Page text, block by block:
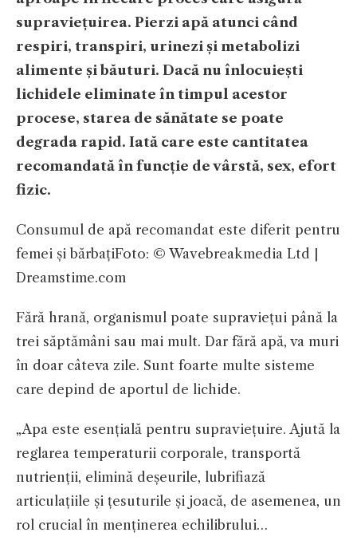
supraviețuirea. Pierzi apă atunci când
respiri, transpiri, urinezi și metabolizi
alimente și băuturi. Dacă nu înlocuiești
lichidele eliminate în timpul acestor
procese, starea de sănătate se poate
degrada rapid. Iată care este cantitatea
recomandată în funcție de vârstă, sex, efort
fizic.
Consumul de apă recomandat este diferit pentru
femei și bărbațiFoto: © Wavebreakmedia Ltd |
Dreamstime.com
Fără hrană, organismul poate supraviețui până la
trei săptămâni sau mai mult. Dar fără apă, va muri
în doar câteva zile. Sunt foarte multe sisteme
care depind de aportul de lichide.
„Apa este esențială pentru supraviețuire. Ajută la
reglarea temperaturii corporale, transportă
nutrienții, elimină deșeurile, lubrifiază
articulațiile și țesuturile și joacă, de asemenea, un
rol crucial în menținerea echilibrului…